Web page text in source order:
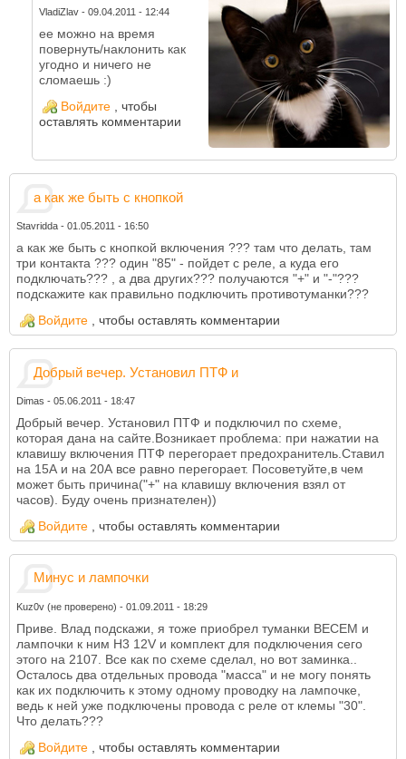
VladiZlav- 09.04.2011 - 12:44
ее можно на время
повернуть/наклонить как
угодно и ничего не
сломаешь :)
Войдите , чтобы
оставлять комментарии
а как же быть с кнопкой
Stavridda- 01.05.2011 - 16:50
а как же быть с кнопкой включения ??? там что делать, там
три контакта ??? один "85" - пойдет с реле, а куда его
подключать??? , а два других??? получаются "+" и "-"???
подскажите как правильно подключить противотуманки???
Войдите , чтобы оставлять комментарии
Добрый вечер. Установил ПТФ и
Dimas - 05.06.2011 - 18:47
Добрый вечер. Установил ПТФ и подключил по схеме,
которая дана на сайте.Возникает проблема: при нажатии на
клавишу включения ПТФ перегорает предохранитель.Ставил
на 15А и на 20А все равно перегорает. Посоветуйте,в чем
может быть причина("+" на клавишу включения взял от
часов). Буду очень признателен))
Войдите , чтобы оставлять комментарии
Минус и лампочки
Kuz0v (не проверено) - 01.09.2011 - 18:29
Приве. Влад подскажи, я тоже приобрел туманки ВЕСЕМ и
лампочки к ним Н3 12V и комплект для подключения сего
этого на 2107. Все как по схеме сделал, но вот заминка..
Осталось два отдельных провода "масса" и не могу понять
как их подключить к этому одному проводку на лампочке,
ведь к ней уже подключены провода с реле от клемы "30".
Что делать???
Войдите , чтобы оставлять комментарии